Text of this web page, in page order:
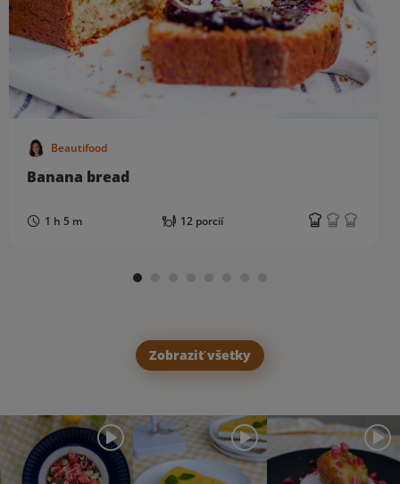
Beautifood
Banana bread
1 h 5 m 12 porcií
Zobraziť všetky